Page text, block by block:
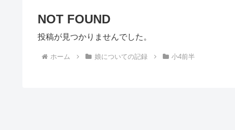
NOT FOUND
投稿が見つかりませんでした。
ホーム 娘についての記録 小4前半